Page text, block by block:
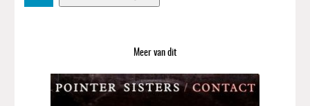
h
m
e
r
Meer van dit